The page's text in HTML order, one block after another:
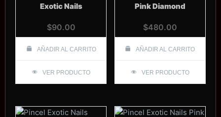
Exotic Nails
$90.00
AÑADIR AL CARRITO
VER PRODUCTO
Pink Diamond
$480.00
AÑADIR AL CARRITO
VER PRODUCTO